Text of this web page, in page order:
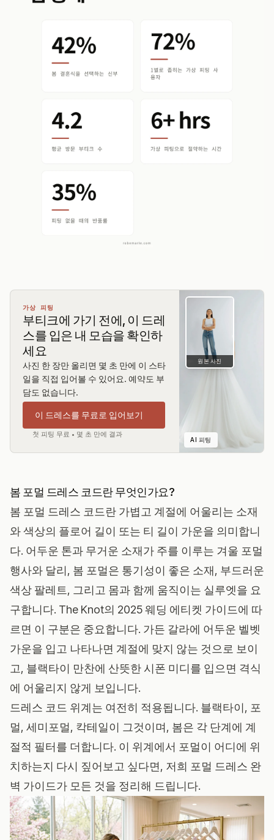
가상 피팅
부티크에 가기 전에, 이 드레
스를 입은 내 모습을 확인하
세요
사진 한 장만 올리면 몇 초 만에 이 스타
일을 직접 입어볼 수 있어요. 예약도 부
담도 없습니다.
이 드레스를 무료로 입어보기
첫 피팅 무료 • 몇 초 만에 결과
원본 사진
AI 피팅
봄 포멀 드레스 코드란 무엇인가요?
봄 포멀 드레스 코드란 가볍고 계절에 어울리는 소재
와 색상의 플로어 길이 또는 티 길이 가운을 의미합니
다. 어두운 톤과 무거운 소재가 주를 이루는 겨울 포멀
행사와 달리, 봄 포멀은 통기성이 좋은 소재, 부드러운
색상 팔레트, 그리고 몸과 함께 움직이는 실루엣을 요
구합니다. The Knot의 2025 웨딩 에티켓 가이드에 따
르면 이 구분은 중요합니다. 가든 갈라에 어두운 벨벳
가운을 입고 나타나면 계절에 맞지 않는 것으로 보이
고, 블랙타이 만찬에 산뜻한 시폰 미디를 입으면 격식
에 어울리지 않게 보입니다.
드레스 코드 위계는 여전히 적용됩니다. 블랙타이, 포
멀, 세미포멀, 칵테일이 그것이며, 봄은 각 단계에 계
절적 필터를 더합니다. 이 위계에서 포멀이 어디에 위
치하는지 다시 짚어보고 싶다면, 저희 포멀 드레스 완
벽 가이드가 모든 것을 정리해 드립니다.